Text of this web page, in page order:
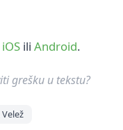
iOS ili Android.
grešku u tekstu?
Velež